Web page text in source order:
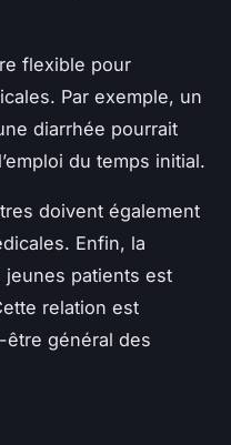
flexible pour
Par exemple, un
diarrhée pourrait
du temps initial.
doivent également
Enfin, la
jeunes patients est
relation est
général des